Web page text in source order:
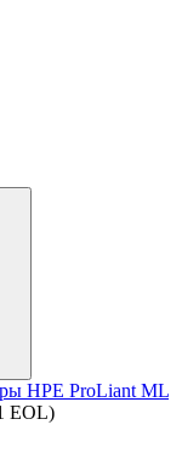
HPE ProLiant ML
EOL)